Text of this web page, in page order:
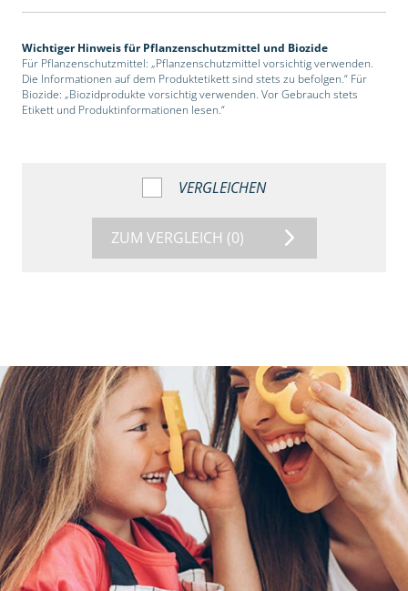
Wichtiger Hinweis für Pflanzenschutzmittel und Biozide
Für Pflanzenschutzmittel: „Pflanzenschutzmittel vorsichtig verwenden.
Die Informationen auf dem Produktetikett sind stets zu befolgen.“ Für
Biozide: „Biozidprodukte vorsichtig verwenden. Vor Gebrauch stets
Etikett und Produktinformationen lesen.“
VERGLEICHEN
ZUM VERGLEICH (0)